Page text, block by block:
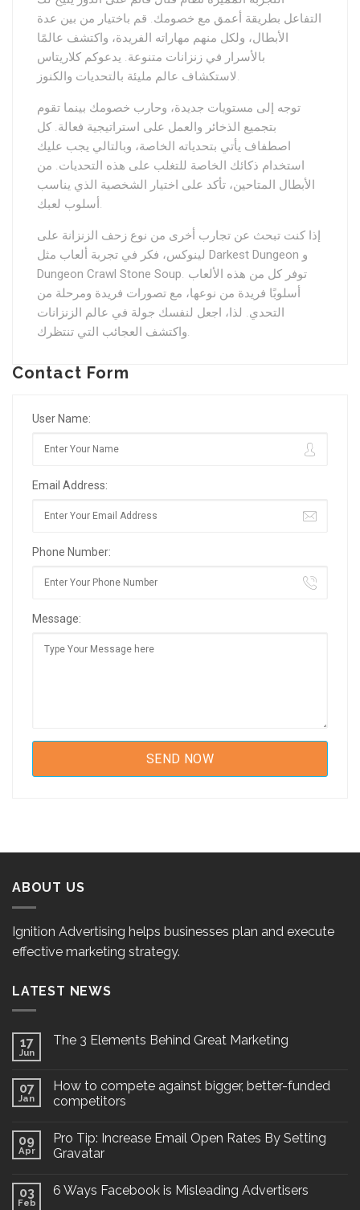
التفاعل بطريقة أعمق مع خصومك. قم باختيار من بين عدة
الأبطال، ولكل منهم مهاراته الفريدة، واكتشف عالمًا
بالأسرار في زنزانات متنوعة. يدعوكم كلاريتاس
لاستكشاف عالم مليئة بالتحديات والكنوز.
توجه إلى مستويات جديدة، وحارب خصومك بينما تقوم
بتجميع الذخائر والعمل على استراتيجية فعالة. كل
اصطفاف يأتي بتحدياته الخاصة، وبالتالي يجب عليك
استخدام ذكائك الخاصة للتغلب على هذه التحديات. من
الأبطال المتاحين، تأكد على اختيار الشخصية الذي يناسب
أسلوب لعبك.
إذا كنت تبحث عن تجارب أخرى من نوع زحف الزنزانة على
Darkest Dungeon و
Dungeon Crawl Stone Soup. توفر كل من هذه الألعاب
أسلوبًا فريدة من نوعها، مع تصورات فريدة ومرحلة من
التحدي. لذا، اجعل لنفسك جولة في عالم الزنزانات
واكتشف العجائب التي تنتظرك.
Contact Form
User Name:
Email Address:
Phone Number:
Message:
ABOUT US
Ignition Advertising helps businesses plan and execute
effective marketing strategy.
LATEST NEWS
17
Jun
The 3 Elements Behind Great Marketing
07
Jan
How to compete against bigger, better-funded
competitors
09
Apr
Pro Tip: Increase Email Open Rates By Setting
Gravatar
03
Feb
6 Ways Facebook is Misleading Advertisers